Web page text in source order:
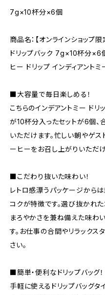
7g×10杯分×6個
商品名：【オンラインショップ
ドリップバック 7g×10杯分
ヒー ドリップ インディアント
■大容量で毎日楽しめる！
こちらのインデアントミー ドリ
が10杯分入ったセットが6個
いただけます。忙しい朝やゲ
ーヒーをお召し上がりいただけ
■こだわり抜いた味わい！
レトロ感漂うパッケージから
コクが特徴です。選び抜かれ
まろやかさを兼ね備えた味わ
す。お仕事の合間やリラックス
さい。
■簡単・便利なドリップバッグ！
手軽に使えるドリップバッグ